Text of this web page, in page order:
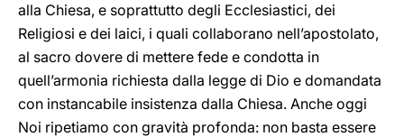
alla Chiesa, e soprattutto degli Ecclesiastici, dei
Religiosi e dei laici, i quali collaborano nell’apostolato,
al sacro dovere di mettere fede e condotta in
quell’armonia richiesta dalla legge di Dio e domandata
con instancabile insistenza dalla Chiesa. Anche oggi
Noi ripetiamo con gravità profonda: non basta essere